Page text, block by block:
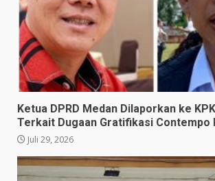
Ketua DPRD Medan Dilaporkan ke
Terkait Dugaan Gratifikasi Contempo
Juli 29, 2026